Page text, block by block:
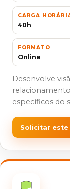
CARGA
40h
FORMATO
Online
Desenvolve
específicos do
Solicitar este